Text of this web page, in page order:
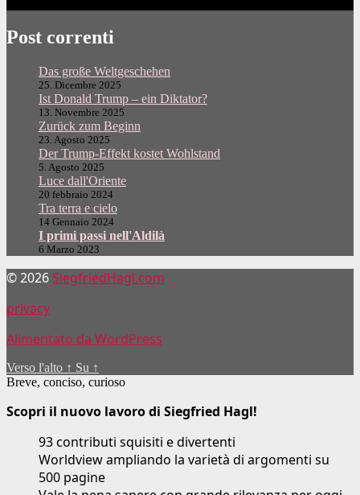
Post correnti
Das große Weltgeschehen
25. Dicembre 2025
Ist Donald Trump – ein Diktator?
13. Novembre 2025
Zurück zum Beginn
23. Agosto 2025
Der Trump-Effekt kostet Wohlstand
5. Agosto 2025
Luce dall'Oriente
20 febbraio 2024
Tra terra e cielo
14 Gennaio 2024
I primi passi nell'Aldilà
6 Marzo 2023
© 2026 SiegfriedHagl.com
privacy
Alimentato da WordPress
Verso l'alto ↑ Su ↑
Breve, conciso, curioso
Scopri il nuovo lavoro di Siegfried Hagl!
93 contributi squisiti e divertenti
Worldview ampliando la varietà di argomenti su
500 pagine